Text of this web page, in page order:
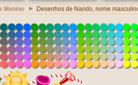
Menino Desenhos de Nando, nome